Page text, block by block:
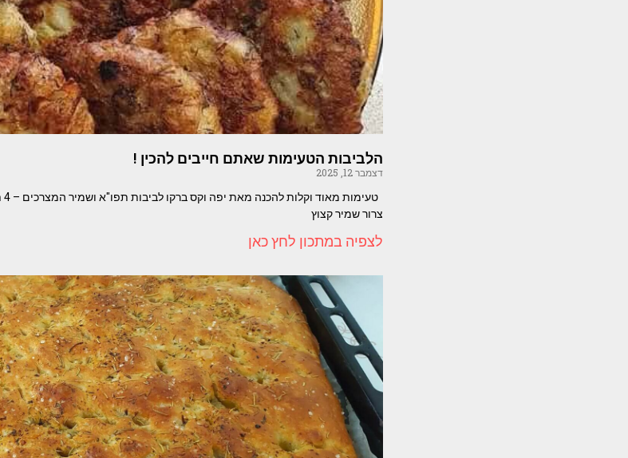
הלביבות הטעימות שאתם חייבים להכין !
דצמבר 12, 2025
צרור שמיר קצוץ
לצפיה במתכון לחץ כאן